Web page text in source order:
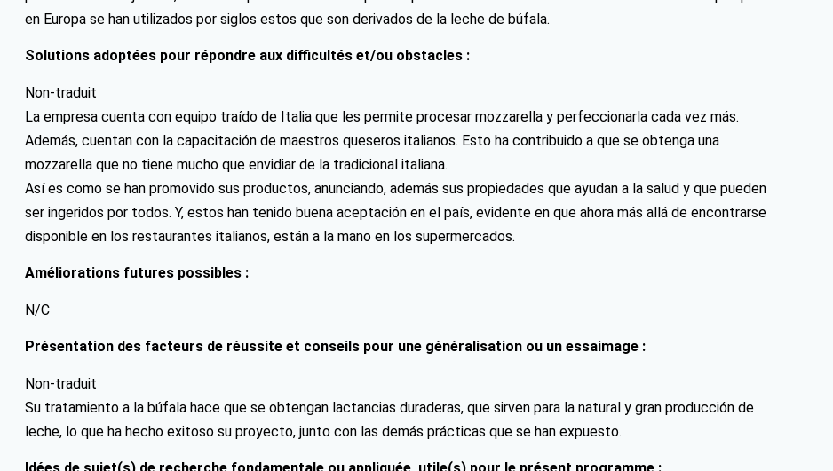
en Europa se han utilizados por siglos estos que son derivados de la leche de búfala.
Solutions adoptées pour répondre aux difficultés et/ou obstacles :
Non-traduit
La empresa cuenta con equipo traído de Italia que les permite procesar mozzarella y perfeccionarla cada vez más.
Además, cuentan con la capacitación de maestros queseros italianos. Esto ha contribuido a que se obtenga una
mozzarella que no tiene mucho que envidiar de la tradicional italiana.
Así es como se han promovido sus productos, anunciando, además sus propiedades que ayudan a la salud y que pueden
ser ingeridos por todos. Y, estos han tenido buena aceptación en el país, evidente en que ahora más allá de encontrarse
disponible en los restaurantes italianos, están a la mano en los supermercados.
Améliorations futures possibles :
N/C
Présentation des facteurs de réussite et conseils pour une généralisation ou un essaimage :
Non-traduit
Su tratamiento a la búfala hace que se obtengan lactancias duraderas, que sirven para la natural y gran producción de
leche, lo que ha hecho exitoso su proyecto, junto con las demás prácticas que se han expuesto.